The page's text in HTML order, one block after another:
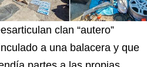
clan “autero”
a una balacera y que